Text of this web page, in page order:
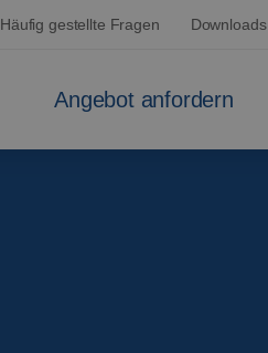
Häufig gestellte Fragen Downloads
Angebot anfordern